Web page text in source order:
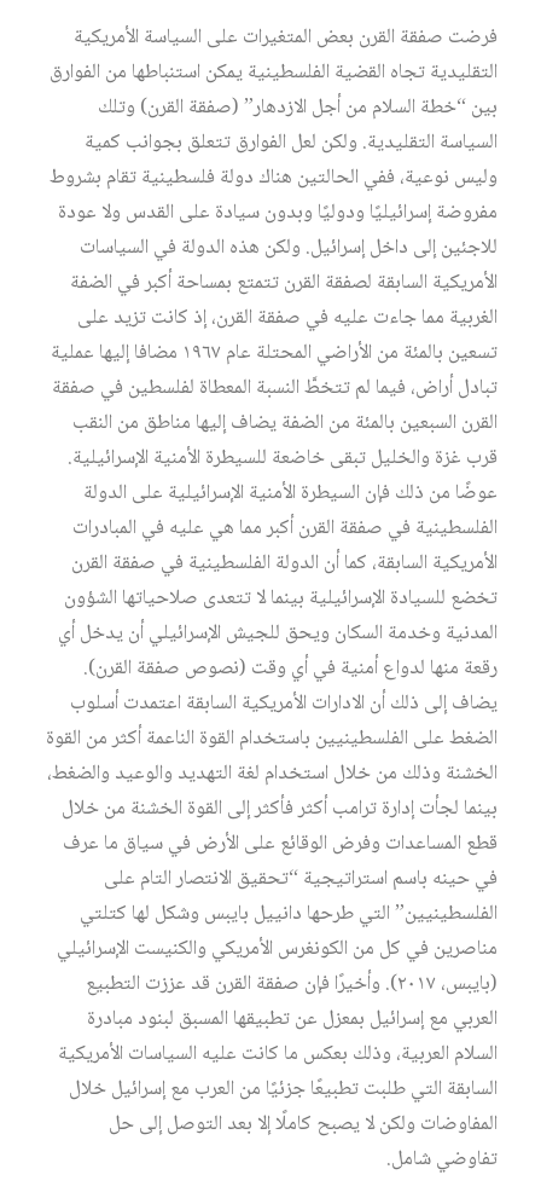
فرضت صفقة القرن بعض المتغيرات على السياسة الأمريكية
التقليدية تجاه القضية الفلسطينية يمكن استنباطها من الفوارق
بين “خطة السلام من أجل الازدهار” (صفقة القرن) وتلك
السياسة التقليدية. ولكن لعل الفوارق تتعلق بجوانب كمية
وليس نوعية، ففي الحالتين هناك دولة فلسطينية تقام بشروط
مفروضة إسرائيليًا ودوليًا وبدون سيادة على القدس ولا عودة
للاجئين إلى داخل إسرائيل. ولكن هذه الدولة في السياسات
الأمريكية السابقة لصفقة القرن تتمتع بمساحة أكبر في الضفة
الغربية مما جاءت عليه في صفقة القرن، إذ كانت تزيد على
تسعين بالمئة من الأراضي المحتلة عام ١٩٦٧ مضافا إليها عملية
تبادل أراض، فيما لم تتخطَّ النسبة المعطاة لفلسطين في صفقة
القرن السبعين بالمئة من الضفة يضاف إليها مناطق من النقب
قرب غزة والخليل تبقى خاضعة للسيطرة الأمنية الإسرائيلية.
عوضًا من ذلك فإن السيطرة الأمنية الإسرائيلية على الدولة
الفلسطينية في صفقة القرن أكبر مما هي عليه في المبادرات
الأمريكية السابقة، كما أن الدولة الفلسطينية في صفقة القرن
تخضع للسيادة الإسرائيلية بينما لا تتعدى صلاحياتها الشؤون
المدنية وخدمة السكان ويحق للجيش الإسرائيلي أن يدخل أي
رقعة منها لدواع أمنية في أي وقت (نصوص صفقة القرن).
يضاف إلى ذلك أن الادارات الأمريكية السابقة اعتمدت أسلوب
الضغط على الفلسطينيين باستخدام القوة الناعمة أكثر من القوة
الخشنة وذلك من خلال استخدام لغة التهديد والوعيد والضغط،
بينما لجأت إدارة ترامب أكثر فأكثر إلى القوة الخشنة من خلال
قطع المساعدات وفرض الوقائع على الأرض في سياق ما عرف
في حينه باسم استراتيجية “تحقيق الانتصار التام على
الفلسطينيين” التي طرحها دانييل بايبس وشكل لها كتلتي
مناصرين في كل من الكونغرس الأمريكي والكنيست الإسرائيلي
(بايبس، ٢٠١٧). وأخيرًا فإن صفقة القرن قد عززت التطبيع
العربي مع إسرائيل بمعزل عن تطبيقها المسبق لبنود مبادرة
السلام العربية، وذلك بعكس ما كانت عليه السياسات الأمريكية
السابقة التي طلبت تطبيعًا جزئيًا من العرب مع إسرائيل خلال
المفاوضات ولكن لا يصبح كاملًا إلا بعد التوصل إلى حل
تفاوضي شامل.